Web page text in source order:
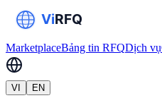
MarketplaceBảng tin RFQDịch vụ
VI EN